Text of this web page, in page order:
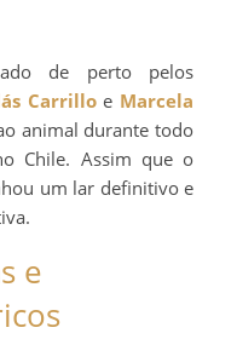
de perto pelos
Carrilloe Marcela
animal durante todo
Chile. Assim que o
um lar definitivo e
e